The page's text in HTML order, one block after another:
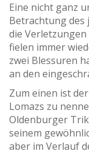
Eine nicht ganz
Betrachtung des
die Verletzungen
fielen immer
zwei Blessuren
an den
Zum einen ist
Lomazs zu
Oldenburger
seinem
aber im Verlauf